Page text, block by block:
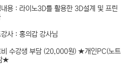
용 : 라이노3D를 활용한 3D설계 및 프린
사 : 홍의갑 강사님
수강생 부담 (20,000원) ★개인PC(노트
★